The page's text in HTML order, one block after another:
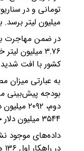
میلیون لیتر برسد. بر مبنای گزینه دوم، میزان
کشور با افت
۳۵۴۴ میلیون دلار خواهد بود. اما در جریان اجرای سناریوی دوم، حجم نیاز کشور به واردات ۲۵۷۹ میلیون دلار برآورد می‌شود.